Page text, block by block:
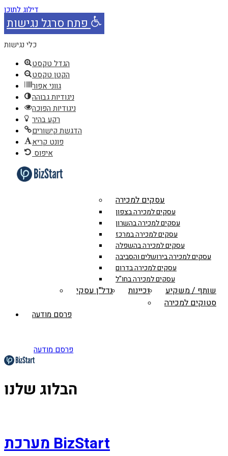
דילוג לתוכן
פתח סרגל נגישות
כלי נגישות
הגדל טקסט
הקטן טקסט
גווני אפור
ניגודיות גבוהה
ניגודיות הפוכה
רקע בהיר
הדגשת קישורים
פונט קריא
איפוס
עסקים למכירה
עסקים למכירה בצפון
עסקים למכירה בהשרון
עסקים למכירה במרכז
עסקים למכירה בהשפלה
עסקים למכירה בירושלים והסביבה
עסקים למכירה בדרום
עסקים למכירה בחו"ל
שותף / משקיע זכיינות
נדל"ן עסקי
סטוקים למכירה
פרסם מודעה
פרסם מודעה
הבלוג שלנו
מערכת BizStart